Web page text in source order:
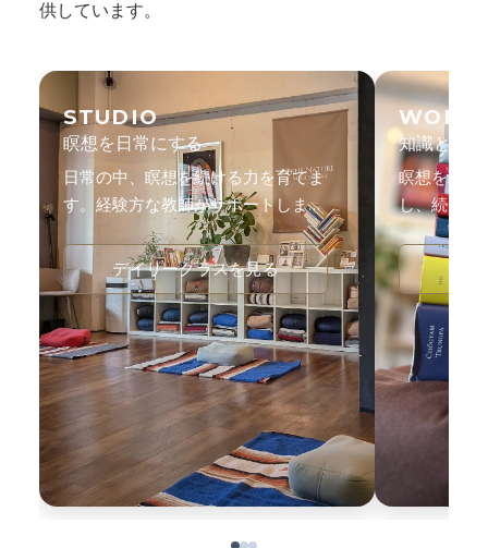
供しています。
STUDIO
瞑想を日常にする
日常の中、瞑想を続ける力を育てま
す。経験方な教師がサポートしま
デイリークラスを見る
知識と体
瞑想を理論
し、続ける
す。